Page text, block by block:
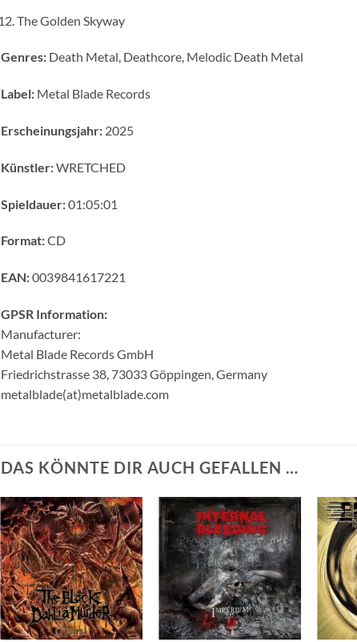
The Golden Skyway
Genres:Death Metal, Deathcore, Melodic Death Metal
Label:Metal Blade Records
Erscheinungsjahr:2025
Künstler:WRETCHED
Spieldauer:01:05:01
Format:CD
EAN:0039841617221
GPSR Information:
Manufacturer:
Metal Blade Records GmbH
Friedrichstrasse 38, 73033 Göppingen, Germany
metalblade(at)metalblade.com
DAS KÖNNTE DIR AUCH GEFALLEN …